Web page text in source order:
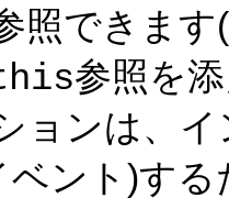
照できま
参照を
ョンは、
ベント)する